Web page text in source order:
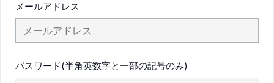
メールアドレス
パスワード(半角英数字と一部の記号のみ)